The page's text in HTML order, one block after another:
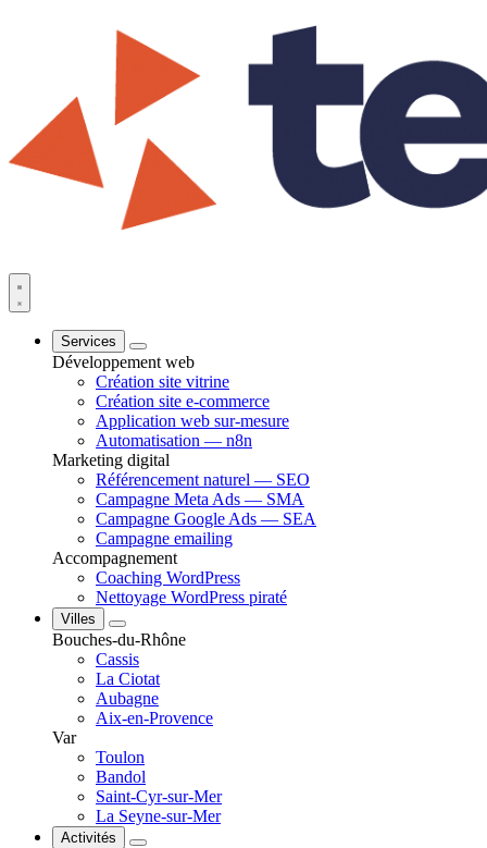
Services
Développement web
Création site vitrine
Création site e-commerce
Application web sur-mesure
Automatisation — n8n
Marketing digital
Référencement naturel — SEO
Campagne Meta Ads — SMA
Campagne Google Ads — SEA
Campagne emailing
Accompagnement
Coaching WordPress
Nettoyage WordPress piraté
Villes
Bouches-du-Rhône
Cassis
La Ciotat
Aubagne
Aix-en-Provence
Var
Toulon
Bandol
Saint-Cyr-sur-Mer
La Seyne-sur-Mer
Activités